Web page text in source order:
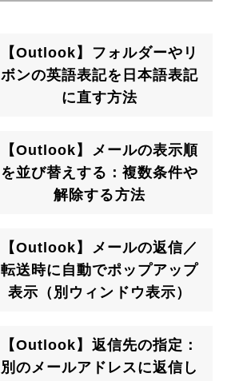
【Outlook】フォルダーやリ
ボンの英語表記を日本語表記
に直す方法
【Outlook】メールの表示順
を並び替えする：複数条件や
解除する方法
【Outlook】メールの返信／
転送時に自動でポップアップ
表示（別ウィンドウ表示）
【Outlook】返信先の指定：
別のメールアドレスに返信し